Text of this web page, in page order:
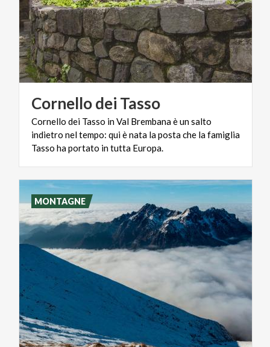
Cornellodei Tasso
Cornello dei Tasso in Val Brembana è un salto
indietro nel tempo: qui è nata la posta che la famiglia
Tasso ha portato in tutta Europa.
MONTAGNE